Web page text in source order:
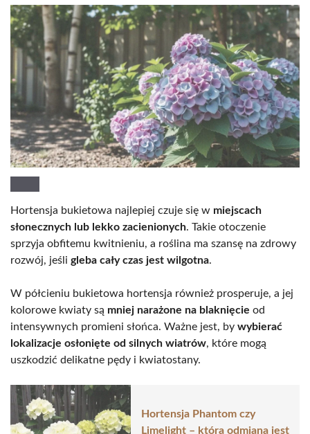
Hortensja bukietowa najlepiej czuje się w miejscach
słonecznych lub lekko zacienionych. Takie otoczenie
sprzyja obfitemu kwitnieniu, a roślina ma szansę na zdrowy
rozwój, jeśli gleba cały czas jest wilgotna.
W półcieniu bukietowa hortensja również prosperuje, a jej
kolorowe kwiaty są mniej narażone na blaknięcie od
intensywnych promieni słońca. Ważne jest, by wybierać
lokalizacje osłonięte od silnych wiatrów, które mogą
uszkodzić delikatne pędy i kwiatostany.
Hortensja Phantom czy
Limelight – która odmiana jest